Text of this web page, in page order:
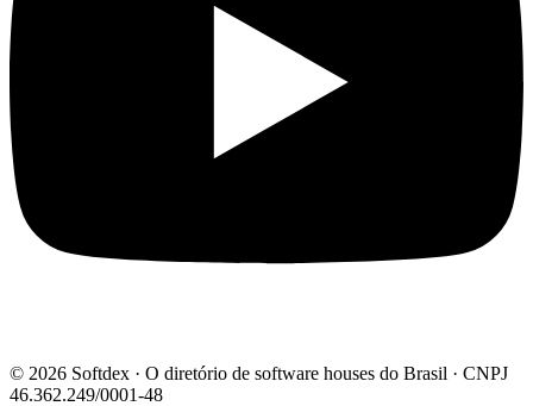
© 2026 Softdex · O diretório de software houses do Brasil · CNPJ
46.362.249/0001-48